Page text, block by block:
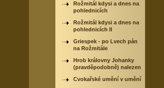
Rožmitál kdysi a dnes na
pohlednicích
Rožmitál kdysi a dnes na
pohlednicích II
Griespek - po Lvech pán
na Rožmitále
Hrob královny Johanky
(pravděpodobně) nalezen
Cvokařské umění v umění